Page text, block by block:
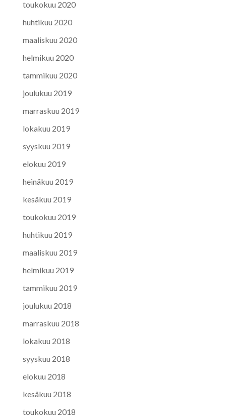
toukokuu 2020
huhtikuu 2020
maaliskuu 2020
helmikuu 2020
tammikuu 2020
joulukuu 2019
marraskuu 2019
lokakuu 2019
syyskuu 2019
elokuu 2019
heinäkuu 2019
kesäkuu 2019
toukokuu 2019
huhtikuu 2019
maaliskuu 2019
helmikuu 2019
tammikuu 2019
joulukuu 2018
marraskuu 2018
lokakuu 2018
syyskuu 2018
elokuu 2018
kesäkuu 2018
toukokuu 2018